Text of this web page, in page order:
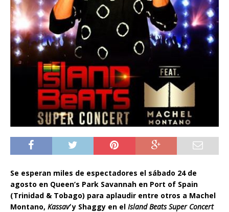
Se esperan miles de espectadores el sábado 24 de
agosto en Queen’s Park Savannah en Port of Spain
(Trinidad & Tobago) para aplaudir entre otros a Machel
Montano, Kassav’y Shaggy en el Island Beats Super Concert